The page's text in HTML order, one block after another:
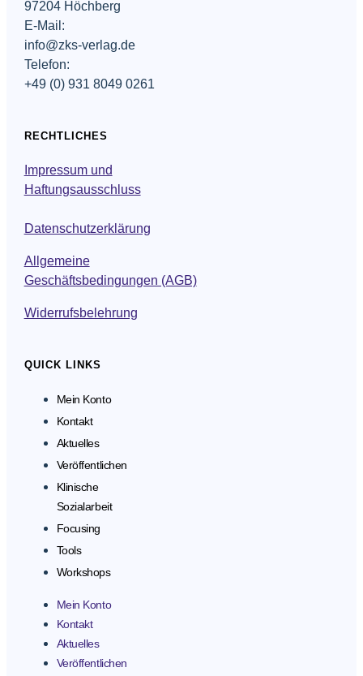
97204 Höchberg
E-Mail:
info@zks-verlag.de
Telefon:
+49 (0) 931 8049 0261
RECHTLICHES
Impressum und
Haftungsausschluss
Datenschutzerklärung
Allgemeine
Geschäftsbedingungen (AGB)
Widerrufsbelehrung
QUICK LINKS
Mein Konto
Kontakt
Aktuelles
Veröffentlichen
Klinische
Sozialarbeit
Focusing
Tools
Workshops
Mein Konto
Kontakt
Aktuelles
Veröffentlichen